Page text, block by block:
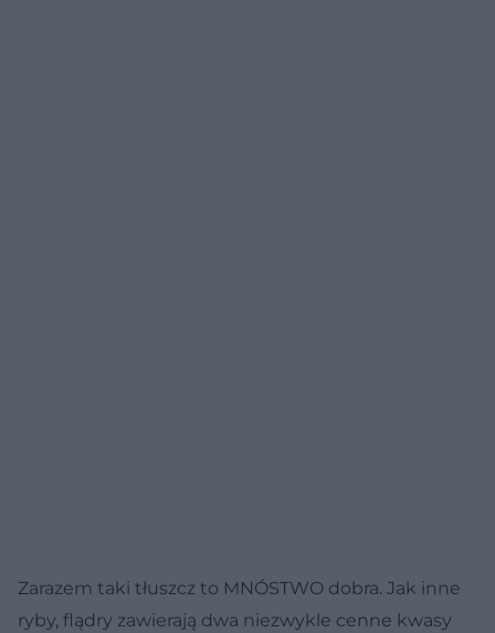
Zarazem taki tłuszcz to MNÓSTWO dobra. Jak inne
ryby, flądry zawierają dwa niezwykle cenne kwasy